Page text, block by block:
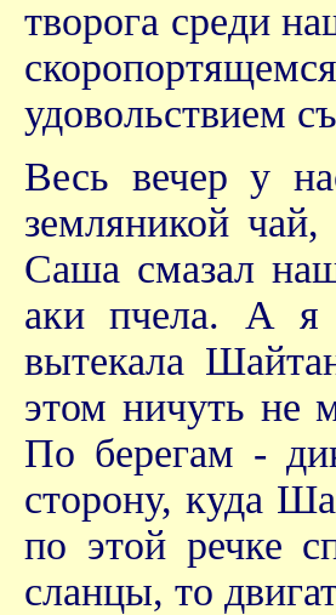
творога среди
удовольствием
Весь вечер у
земляникой
Саша смазал
аки пчела. А я
вытекала
этом ничуть не
По берегам -
сторону, куда
по этой речке
сланцы, то